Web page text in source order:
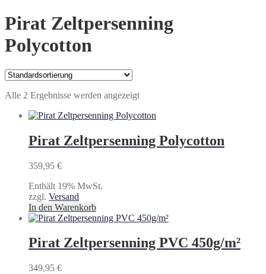
Pirat Zeltpersenning
Polycotton
Alle 2 Ergebnisse werden angezeigt
Pirat Zeltpersenning Polycotton
359,95 €
Enthält 19% MwSt.
zzgl. Versand
In den Warenkorb
Pirat Zeltpersenning PVC 450g/m²
349,95 €